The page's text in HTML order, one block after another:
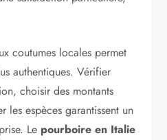
coutumes locales permet
authentiques. Vérifier
choisir des montants
les espèces garantissent un
Le pourboire en Italie